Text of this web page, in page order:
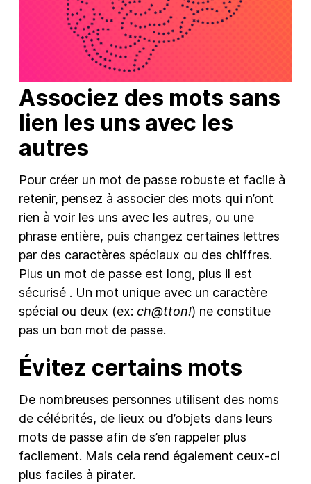
Associez des mots sans
lien les uns avec les
autres
Pour créer un mot de passe robuste et facile à
retenir, pensez à associer des mots qui n’ont
rien à voir les uns avec les autres, ou une
phrase entière, puis changez certaines lettres
par des caractères spéciaux ou des chiffres.
Plus un mot de passe est long, plus il est
sécurisé . Un mot unique avec un caractère
spécial ou deux (ex: ch@tton!) ne constitue
pas un bon mot de passe.
Évitez certains mots
De nombreuses personnes utilisent des noms
de célébrités, de lieux ou d’objets dans leurs
mots de passe afin de s’en rappeler plus
facilement. Mais cela rend également ceux-ci
plus faciles à pirater.